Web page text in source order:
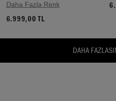
Daha Fazla Renk
6.999,00 TL
DAHA